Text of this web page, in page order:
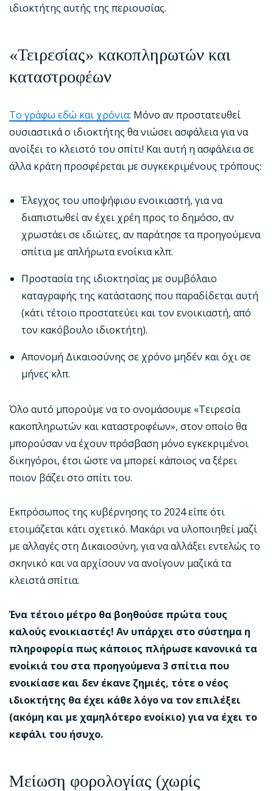
ιδιοκτήτης αυτής της περιουσίας.
«Τειρεσίας» κακοπληρωτών και
καταστροφέων
Το γράφω εδώ και χρόνια: Μόνο αν προστατευθεί
ουσιαστικά ο ιδιοκτήτης θα νιώσει ασφάλεια για να
ανοίξει το κλειστό του σπίτι! Και αυτή η ασφάλεια σε
άλλα κράτη προσφέρεται με συγκεκριμένους τρόπους:
Έλεγχος του υποψήφιου ενοικιαστή, για να
διαπιστωθεί αν έχει χρέη προς το δημόσο, αν
χρωστάει σε ιδιώτες, αν παράτησε τα προηγούμενα
σπίτια με απλήρωτα ενοίκια κλπ.
Προστασία της ιδιοκτησίας με συμβόλαιο
καταγραφής της κατάστασης που παραδίδεται αυτή
(κάτι τέτοιο προστατεύει και τον ενοικιαστή, από
τον κακόβουλο ιδιοκτήτη).
Απονομή Δικαιοσύνης σε χρόνο μηδέν και όχι σε
μήνες κλπ.
Όλο αυτό μπορούμε να το ονομάσουμε «Τειρεσία
κακοπληρωτών και καταστροφέων», στον οποίο θα
μπορούσαν να έχουν πρόσβαση μόνο εγκεκριμένοι
δικηγόροι, έτσι ώστε να μπορεί κάποιος να ξέρει
ποιον βάζει στο σπίτι του.
Εκπρόσωπος της κυβέρνησης το 2024 είπε ότι
ετοιμάζεται κάτι σχετικό. Μακάρι να υλοποιηθεί μαζί
με αλλαγές στη Δικαιοσύνη, για να αλλάξει εντελώς το
σκηνικό και να αρχίσουν να ανοίγουν μαζικά τα
κλειστά σπίτια.
Ένα τέτοιο μέτρο θα βοηθούσε πρώτα τους
καλούς ενοικιαστές! Αν υπάρχει στο σύστημα η
πληροφορία πως κάποιος πλήρωσε κανονικά τα
ενοίκιά του στα προηγούμενα 3 σπίτια που
ενοικίασε και δεν έκανε ζημιές, τότε ο νέος
ιδιοκτήτης θα έχει κάθε λόγο να τον επιλέξει
(ακόμη και με χαμηλότερο ενοίκιο) για να έχει το
κεφάλι του ήσυχο.
Μείωση φορολογίας (χωρίς